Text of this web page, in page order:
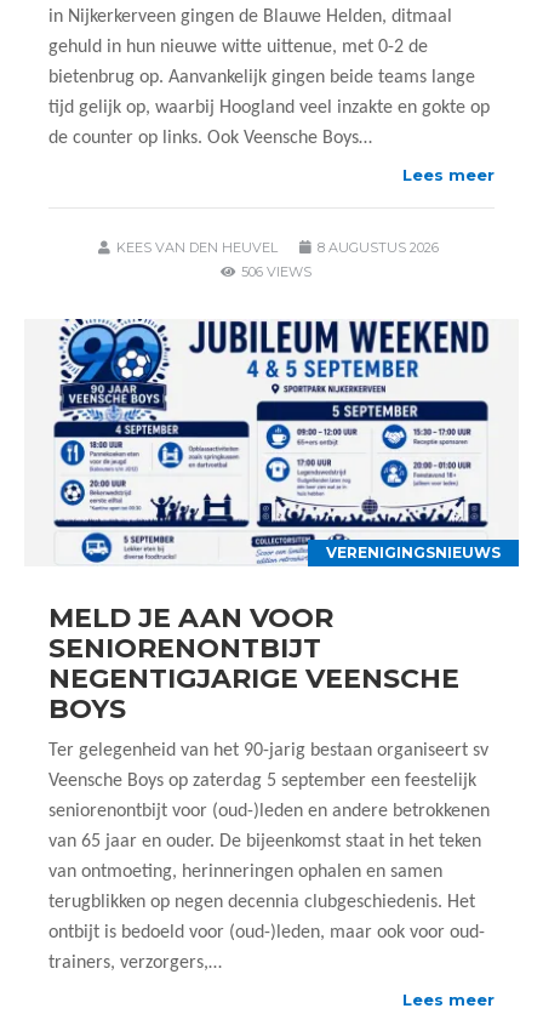
in Nijkerkerveen gingen de Blauwe Helden, ditmaal
gehuld in hun nieuwe witte uittenue, met 0-2 de
bietenbrug op. Aanvankelijk gingen beide teams lange
tijd gelijk op, waarbij Hoogland veel inzakte en gokte op
de counter op links. Ook Veensche Boys…
Lees meer
KEES VAN DEN HEUVEL
8 AUGUSTUS 2026
506 VIEWS
VERENIGINGSNIEUWS
MELD JE AAN VOOR
SENIORENONTBIJT
NEGENTIGJARIGE VEENSCHE
BOYS
Ter gelegenheid van het 90-jarig bestaan organiseert sv
Veensche Boys op zaterdag 5 september een feestelijk
seniorenontbijt voor (oud-)leden en andere betrokkenen
van 65 jaar en ouder. De bijeenkomst staat in het teken
van ontmoeting, herinneringen ophalen en samen
terugblikken op negen decennia clubgeschiedenis. Het
ontbijt is bedoeld voor (oud-)leden, maar ook voor oud-
trainers, verzorgers,…
Lees meer